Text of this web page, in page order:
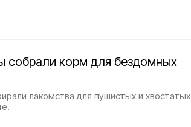
собрали корм для бездомных
лакомства для пушистых и хвостатых